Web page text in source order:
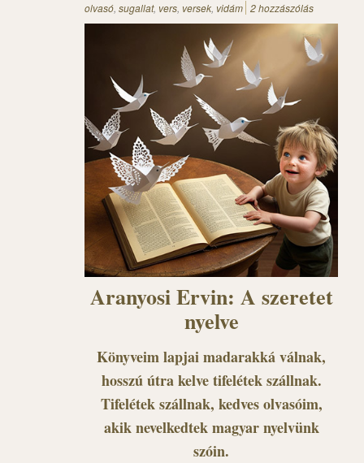
olvasó, sugallat, vers, versek, vidám 2 hozzászólás
Aranyosi Ervin: A szeretet
nyelve
Könyveim lapjai madarakká válnak,
hosszú útra kelve tifelétek szállnak.
Tifelétek szállnak, kedves olvasóim,
akik nevelkedtek magyar nyelvünk
szóin.